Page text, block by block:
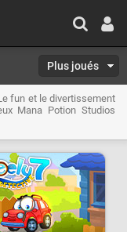
Plus joués
fun et le divertissement
Mana Potion Studios